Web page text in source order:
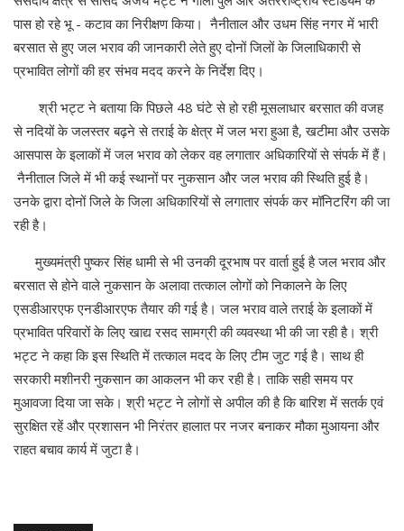
पास हो रहे भू - कटाव का निरीक्षण किया। नैनीताल और उधम सिंह नगर में भारी
बरसात से हुए जल भराव की जानकारी लेते हुए दोनों जिलों के जिलाधिकारी से
प्रभावित लोगों की हर संभव मदद करने के निर्देश दिए।
श्री भट्ट ने बताया कि पिछले 48 घंटे से हो रही मूसलाधार बरसात की वजह
से नदियों के जलस्तर बढ़ने से तराई के क्षेत्र में जल भरा हुआ है, खटीमा और उसके
आसपास के इलाकों में जल भराव को लेकर वह लगातार अधिकारियों से संपर्क में हैं।
नैनीताल जिले में भी कई स्थानों पर नुकसान और जल भराव की स्थिति हुई है।
उनके द्वारा दोनों जिले के जिला अधिकारियों से लगातार संपर्क कर मॉनिटरिंग की जा
रही है।
मुख्यमंत्री पुष्कर सिंह धामी से भी उनकी दूरभाष पर वार्ता हुई है जल भराव और
बरसात से होने वाले नुकसान के अलावा तत्काल लोगों को निकालने के लिए
एसडीआरएफ एनडीआरएफ तैयार की गई है। जल भराव वाले तराई के इलाकों में
प्रभावित परिवारों के लिए खाद्य रसद सामग्री की व्यवस्था भी की जा रही है। श्री
भट्ट ने कहा कि इस स्थिति में तत्काल मदद के लिए टीम जुट गई है। साथ ही
सरकारी मशीनरी नुकसान का आकलन भी कर रही है। ताकि सही समय पर
मुआवजा दिया जा सके। श्री भट्ट ने लोगों से अपील की है कि बारिश में सतर्क एवं
सुरक्षित रहें और प्रशासन भी निरंतर हालात पर नजर बनाकर मौका मुआयना और
राहत बचाव कार्य में जुटा है।